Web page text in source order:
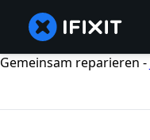
Gemeinsam reparieren -